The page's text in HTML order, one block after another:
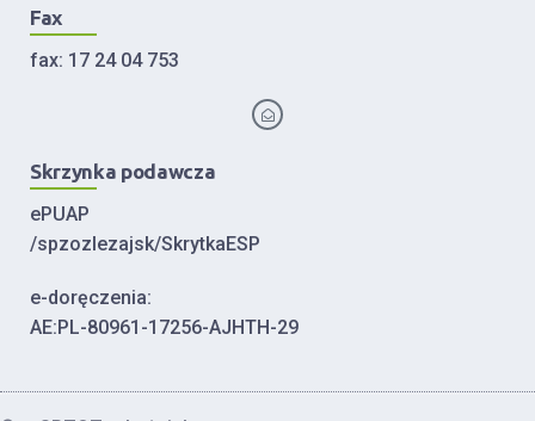
Fax
fax: 17 24 04 753
Skrzynka podawcza
ePUAP
/spzozlezajsk/SkrytkaESP
e-doręczenia:
AE:PL-80961-17256-AJHTH-29